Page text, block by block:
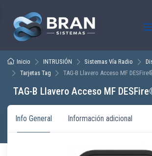
Inicio INTRUSIÓN Sistemas Vía Radio
Tarjetas Tag
TAG-B Llavero Acceso MF
TAG-B Llavero Acceso MF
Info General Información adicional